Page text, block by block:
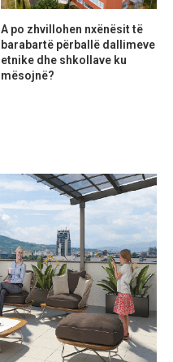
A po zhvillohen nxënësit të
barabartë përballë dallimeve
etnike dhe shkollave ku
mësojnë?